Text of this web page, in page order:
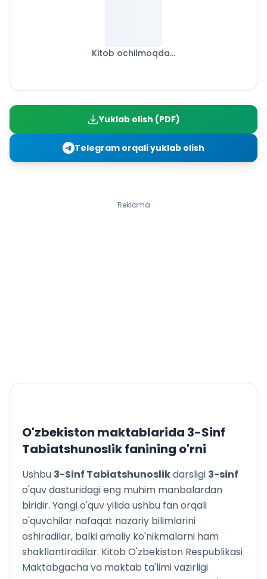
Begona o‘simliklar
Tut daraxti. Ipak qurti
HAYVONOT DUNYOSI
Hayvonot olami va uning xilma-xilligi
Kitob ochilmoqda...
Yuklab olish (PDF)
Telegram orqali yuklab olish
Reklama
O'zbekiston maktablarida 3-Sinf
Tabiatshunoslikfanining o'rni
Ushbu 3-Sinf Tabiatshunoslikdarsligi 3-sinf
o'quv dasturidagi eng muhim manbalardan
biridir. Yangi o'quv yilida ushbu fan orqali
o'quvchilar nafaqat nazariy bilimlarini
oshiradilar, balki amaliy ko'nikmalarni ham
shakllantiradilar. Kitob O'zbekiston Respublikasi
Maktabgacha va maktab ta'limi vazirligi